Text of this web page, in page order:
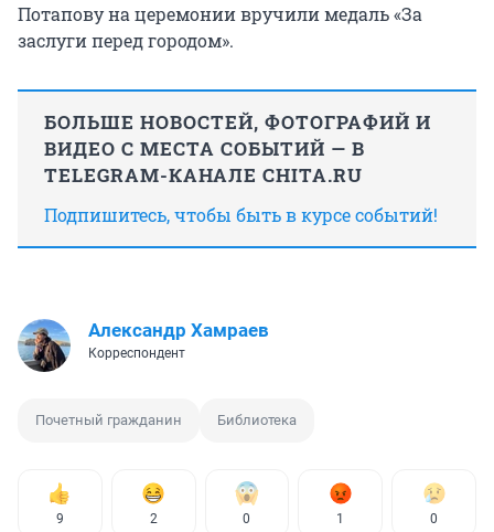
Потапову на церемонии вручили медаль «За
заслуги перед городом».
БОЛЬШЕ НОВОСТЕЙ, ФОТОГРАФИЙ И
ВИДЕО С МЕСТА СОБЫТИЙ — В
TELEGRAM-КАНАЛЕ CHITA.RU
Подпишитесь, чтобы быть в курсе событий!
Александр Хамраев
Корреспондент
Почетный гражданин Библиотека
9 2 0 1 0